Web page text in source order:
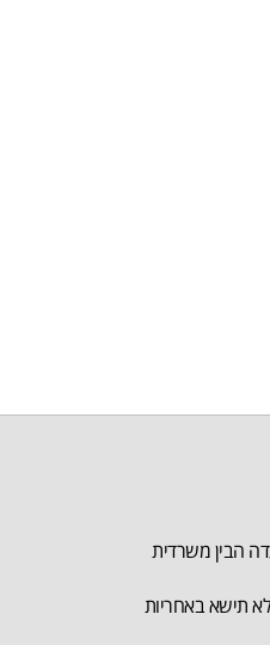
הבין משרדית
תישא באחריות